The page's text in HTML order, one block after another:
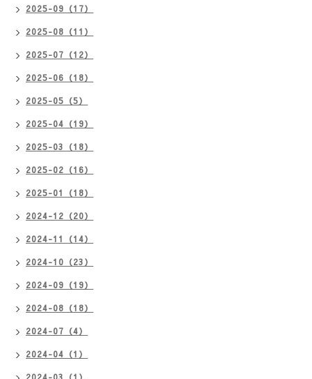
2025-09（17）
2025-08（11）
2025-07（12）
2025-06（18）
2025-05（5）
2025-04（19）
2025-03（18）
2025-02（16）
2025-01（18）
2024-12（20）
2024-11（14）
2024-10（23）
2024-09（19）
2024-08（18）
2024-07（4）
2024-04（1）